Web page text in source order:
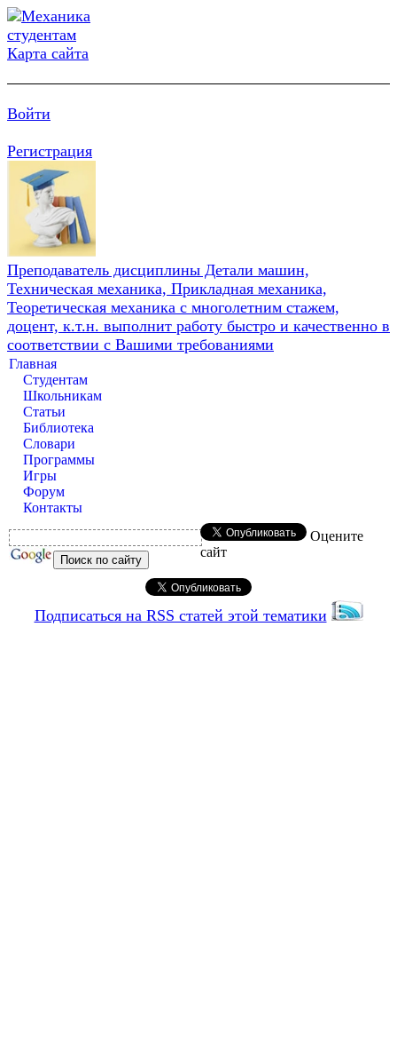
Карта сайта
Войти
Регистрация
Преподаватель дисциплины Детали машин,
Техническая механика, Прикладная механика,
Теоретическая механика с многолетним стажем,
доцент, к.т.н. выполнит работу быстро и качественно в
соответствии с Вашими требованиями
Главная
Студентам
Школьникам
Статьи
Библиотека
Словари
Программы
Игры
Форум
Контакты
Оцените
сайт
Подписаться на RSS статей этой тематики